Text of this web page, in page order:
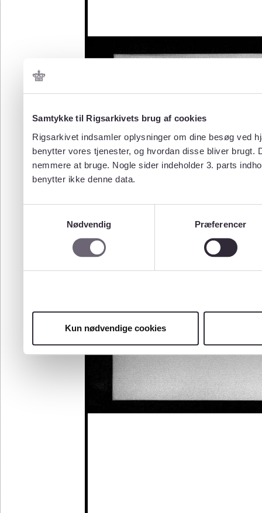
Samtykke til Rigsarkivets brug af cookies
Rigsarkivet indsamler oplysninger om dine besøg ved
benytter vores tjenester, og hvordan disse bliver
nemmere at bruge. Nogle sider indeholder 3. parts
benytter ikke denne data.
Nødvendig
Præferencer
Kun nødvendige cookies